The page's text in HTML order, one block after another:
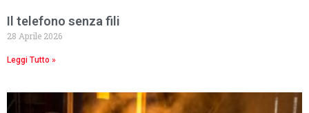
Il telefono senza fili
28 Aprile 2026
Leggi Tutto »